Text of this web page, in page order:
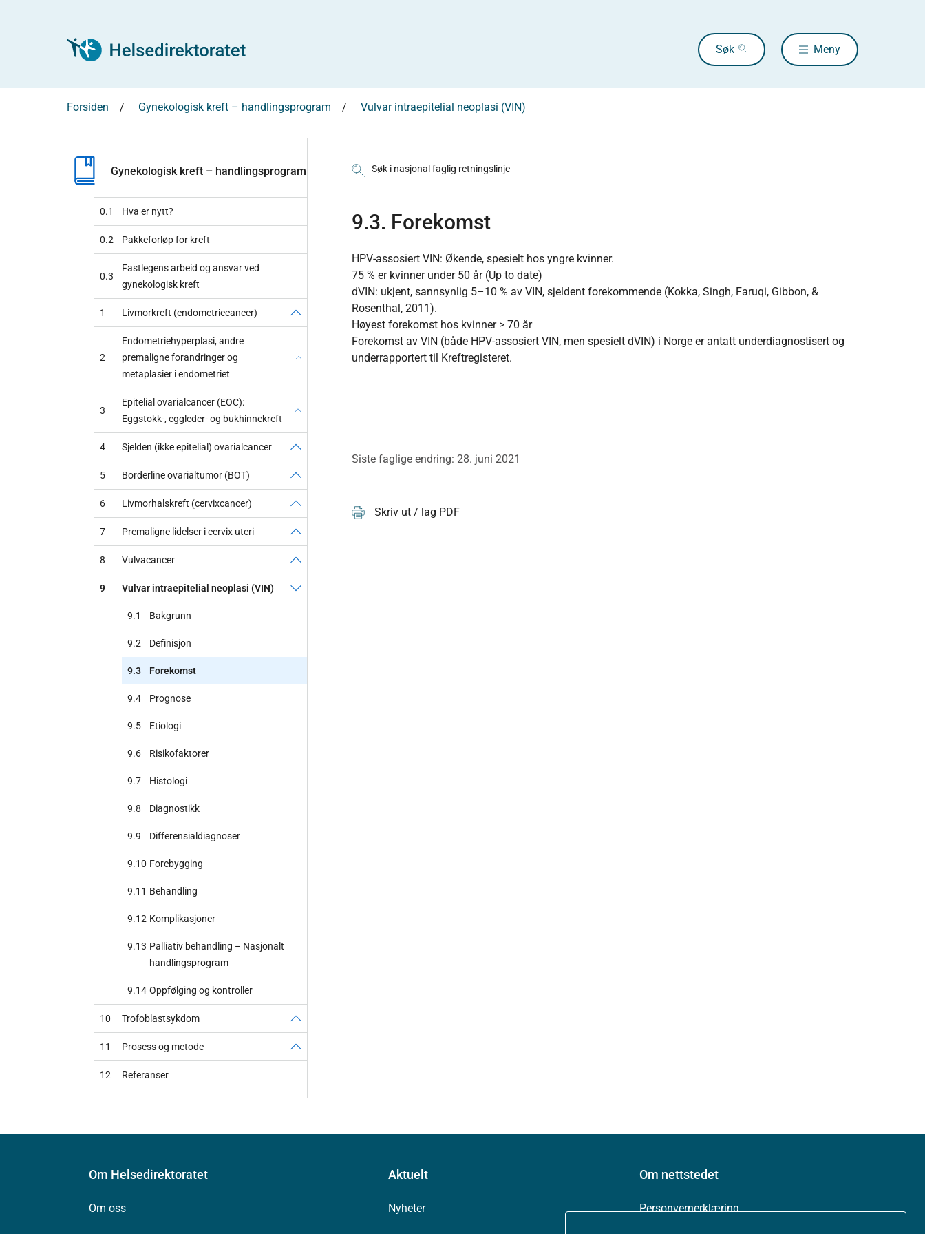
Søk Meny
Forsiden Gynekologisk kreft – handlingsprogram Vulvar intraepitelial neoplasi (VIN)
Gynekologisk kreft – handlingsprogram
0.1 Hva er nytt?
0.2 Pakkeforløp for kreft
0.3
Fastlegens arbeid og ansvar ved
gynekologisk kreft
1 Livmorkreft (endometriecancer)
2
Endometriehyperplasi, andre
premaligne forandringer og
metaplasier i endometriet
3
Epitelial ovarialcancer (EOC):
Eggstokk-, eggleder- og bukhinnekreft
4 Sjelden (ikke epitelial) ovarialcancer
5 Borderline ovarialtumor (BOT)
6 Livmorhalskreft (cervixcancer)
7 Premaligne lidelser i cervix uteri
8 Vulvacancer
9 Vulvar intraepitelial neoplasi (VIN)
9.1 Bakgrunn
9.2 Definisjon
9.3 Forekomst
9.4 Prognose
9.5 Etiologi
9.6 Risikofaktorer
9.7 Histologi
9.8 Diagnostikk
9.9 Differensialdiagnoser
9.10 Forebygging
9.11 Behandling
9.12 Komplikasjoner
9.13 Palliativ behandling – Nasjonalt
handlingsprogram
9.14 Oppfølging og kontroller
10 Trofoblastsykdom
11 Prosess og metode
12 Referanser
Søk i nasjonal faglig retningslinje
9.3. Forekomst
HPV-assosiert VIN: Økende, spesielt hos yngre kvinner.
75 % er kvinner under 50 år (Up to date)
dVIN: ukjent, sannsynlig 5–10 % av VIN, sjeldent forekommende (Kokka, Singh, Faruqi, Gibbon, &
Rosenthal, 2011).
Høyest forekomst hos kvinner > 70 år
Forekomst av VIN (både HPV-assosiert VIN, men spesielt dVIN) i Norge er antatt underdiagnostisert og
underrapportert til Kreftregisteret.
Siste faglige endring: 28. juni 2021
Skriv ut / lag PDF
Om Helsedirektoratet
Om oss
Aktuelt
Nyheter
Om nettstedet
Personvernerklæring